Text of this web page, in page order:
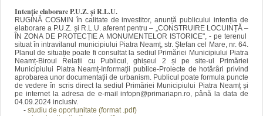
Intenție elaborare P.U.Z. și R.L.U.
RUGINĂ COSMIN în calitate de investitor, anunță publicului intenția de
elaborare a P.U.Z. și R.L.U. aferent pentru – „CONSTRUIRE LOCUINȚĂ –
ÎN ZONA DE PROTECȚIE A MONUMENTELOR ISTORICE", - pe terenul
situat în intravilanul municipiului Piatra Neamț, str. Ștefan cel Mare, nr. 64.
Planul de situație poate fi consultat la sediul Primăriei Municipiului Piatra
Neamț-Biroul Relații cu Publicul, ghișeul 2 și pe site-ul Primăriei
Municipiului Piatra Neamț-Informații publice-Proiecte de hotărâri privind
aprobarea unor documentații de urbanism. Publicul poate formula puncte
de vedere în scris direct la sediul Primăriei Municipiului Piatra Neamț și
pe internet la adresa de e-mail infopn@primariapn.ro, până la data de
04.09.2024 inclusiv.
- studiu de oportunitate (format .pdf)